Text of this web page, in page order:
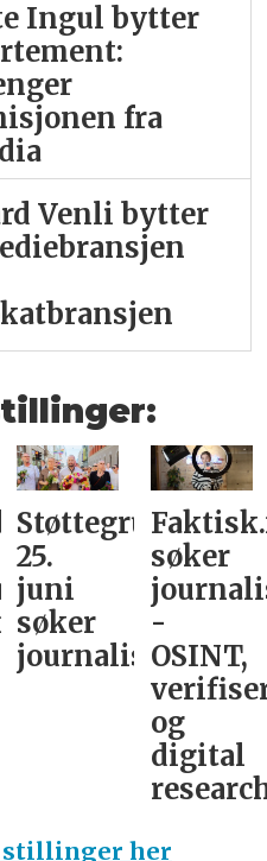
Ingul bytter
fra
Venli bytter
podkast-
Støttegruppa
25.
juni
søker
journalist
søker
-
OSINT,
og
digital
stillinger her